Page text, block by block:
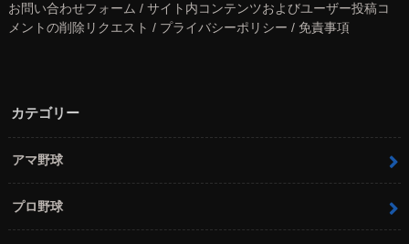
お問い合わせフォーム / サイト内コンテンツおよびユーザー投稿コ
メントの削除リクエスト / プライバシーポリシー / 免責事項
カテゴリー
アマ野球
プロ野球